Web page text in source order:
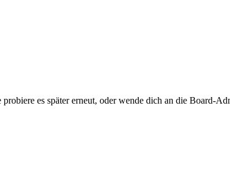
es später erneut, oder wende dich an die Board-